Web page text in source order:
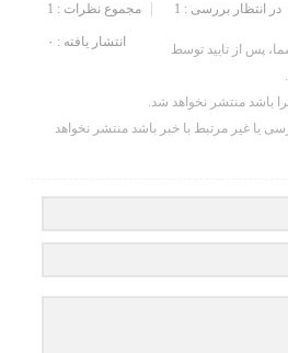
مجموع نظرات : 1 در انتظار بررسی : 1
انتشار یافته : ۰
پس از تایید توسط
باشد منتشر نخواهد شد.
یا غیر مرتبط با خبر باشد منتشر نخواهد